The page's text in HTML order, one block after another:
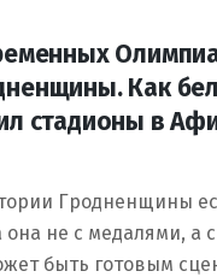
Как
стадионы в
Гродненщины
она не с медалями, а
быть готовым